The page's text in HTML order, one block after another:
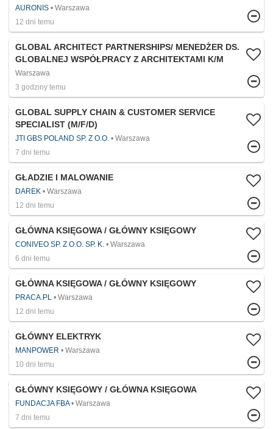
AURONIS
Warszawa
12 dni temu
GLOBAL ARCHITECT PARTNERSHIPS/ MENEDŻER DS.
GLOBALNEJ WSPÓŁPRACY Z ARCHITEKTAMI K/M
Warszawa
3 godziny temu
GLOBAL SUPPLY CHAIN & CUSTOMER SERVICE
SPECIALIST (M/F/D)
JTI GBS POLAND SP. Z O.O.
Warszawa
7 dni temu
GŁADZIE I MALOWANIE
DAREK
Warszawa
12 dni temu
GŁÓWNA KSIĘGOWA / GŁÓWNY KSIĘGOWY
CONIVEO SP. Z O.O. SP. K.
Warszawa
6 dni temu
GŁÓWNA KSIĘGOWA / GŁÓWNY KSIĘGOWY
PRACA.PL
Warszawa
12 dni temu
GŁÓWNY ELEKTRYK
MANPOWER
Warszawa
10 dni temu
GŁÓWNY KSIĘGOWY / GŁÓWNA KSIĘGOWA
FUNDACJA FBA
Warszawa
7 dni temu